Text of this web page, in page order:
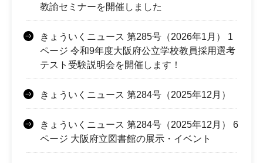
教諭セミナーを開催しました
きょういくニュース 第285号（2026年1月） 1
ページ 令和9年度大阪府公立学校教員採用選考
テスト受験説明会を開催します！
きょういくニュース 第284号（2025年12月）
きょういくニュース 第284号（2025年12月） 6
ページ 大阪府立図書館の展示・イベント